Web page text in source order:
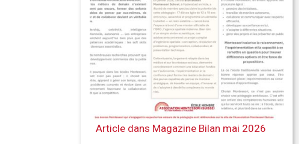
Article dans Magazine Bilan mai 2026